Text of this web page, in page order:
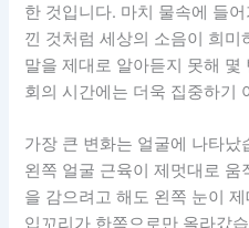
한 것입니다. 마치 물속에 들
낀 것처럼 세상의 소음이 희미
말을 제대로 알아듣지 못해
회의 시간에는 더욱 집중하기
가장 큰 변화는 얼굴에 나타
왼쪽 얼굴 근육이 제멋대로
을 감으려고 해도 왼쪽 눈이
입꼬리가 한쪽으로만 올라갔